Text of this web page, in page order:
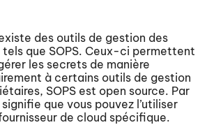
des outils de gestion des
que SOPS. Ceux-ci permettent
les secrets de manière
à certains outils de gestion
SOPS est open source. Par
que vous pouvez l’utiliser
de cloud spécifique.